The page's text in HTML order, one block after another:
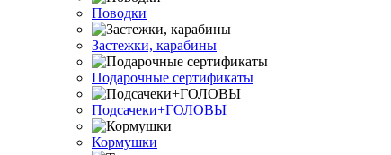
Поводки
Застежки, карабины
Подарочные сертификаты
Подсачеки+ГОЛОВЫ
Кормушки